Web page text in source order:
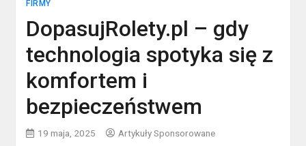
FIRMY
DopasujRolety.pl – gdy
technologia spotyka się z
komfortem i
bezpieczeństwem
19 maja, 2025 Artykuły Sponsorowane